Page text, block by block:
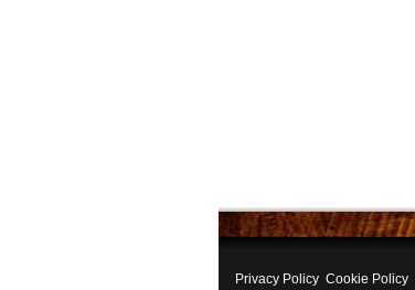
Privacy Policy Cookie Policy